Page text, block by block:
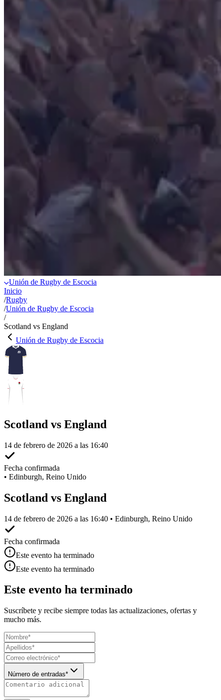
Unión de Rugby de Escocia
Inicio
/Rugby
/Unión de Rugby de Escocia
/
Scotland vs England
Unión de Rugby de Escocia
Scotland vs England
14 de febrero de 2026 a las 16:40
Fecha confirmada
• Edinburgh, Reino Unido
Scotland vs England
14 de febrero de 2026 a las 16:40 • Edinburgh, Reino Unido
Fecha confirmada
Este evento ha terminado
Este evento ha terminado
Este evento ha terminado
Suscríbete y recibe siempre todas las actualizaciones, ofertas y
mucho más.
Número de entradas*